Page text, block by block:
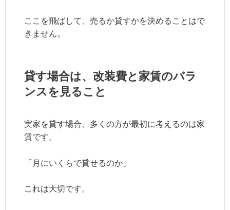
ここを飛ばして、売るか貸すかを決めることはで
きません。
貸す場合は、改装費と家賃のバラ
ンスを見ること
実家を貸す場合、多くの方が最初に考えるのは家
賃です。
「月にいくらで貸せるのか」
これは大切です。